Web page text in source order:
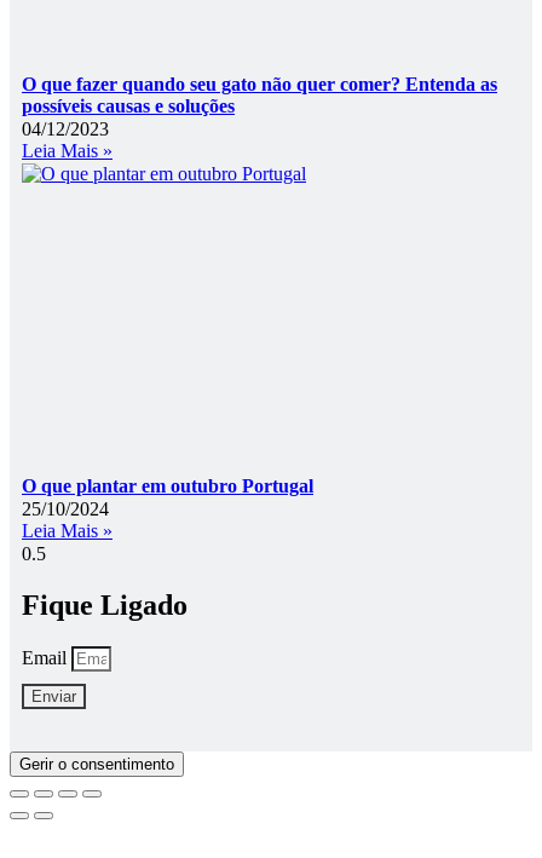
O que fazer quando seu gato não quer comer? Entenda as
possíveis causas e soluções
04/12/2023
Leia Mais »
O que plantar em outubro Portugal
25/10/2024
Leia Mais »
Fique Ligado
Email
Enviar
Gerir o consentimento